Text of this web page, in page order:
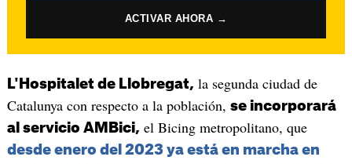
ACTIVAR AHORA →
L'Hospitalet de Llobregat, la segunda ciudad de
Catalunya con respecto a la población, se incorporará
al servicio AMBici, el Bicing metropolitano, que
desde enero del 2023 ya está en marcha en